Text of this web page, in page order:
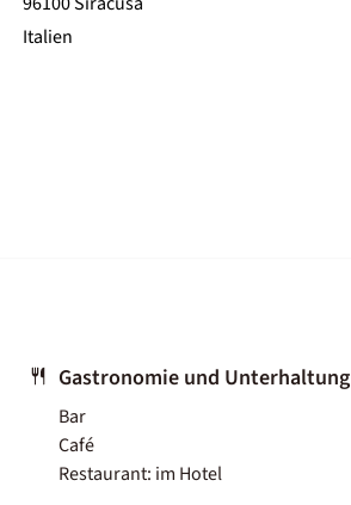
Italien
Gastronomie und Unterhaltung
Bar
Café
Restaurant: im Hotel